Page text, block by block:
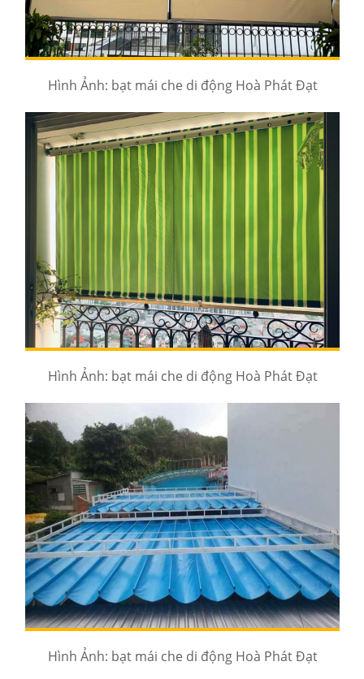
Hình Ảnh: bạt mái che di động Hoà Phát Đạt
Hình Ảnh: bạt mái che di động Hoà Phát Đạt
Hình Ảnh: bạt mái che di động Hoà Phát Đạt